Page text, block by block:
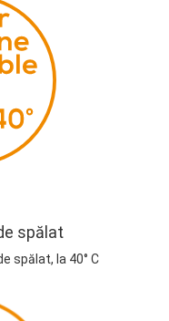
spălat
spălat, la 40° C